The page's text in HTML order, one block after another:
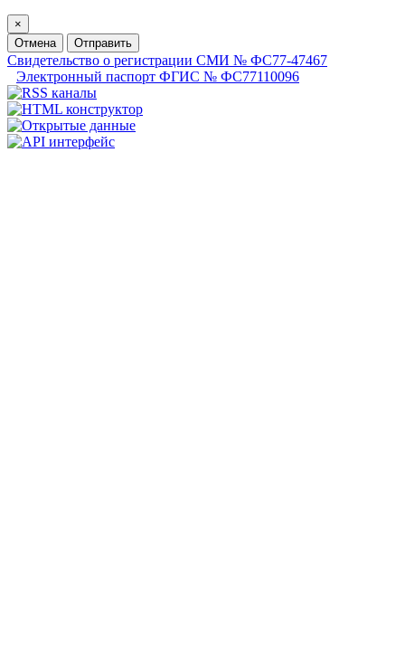
×
Отмена
Отправить
Свидетельство о регистрации СМИ № ФС77-47467
Электронный паспорт ФГИС № ФС77110096